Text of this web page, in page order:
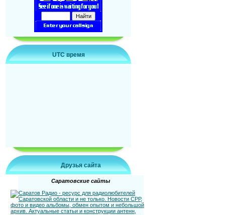
UTC время
Друзья сайта
Саратовские сайты